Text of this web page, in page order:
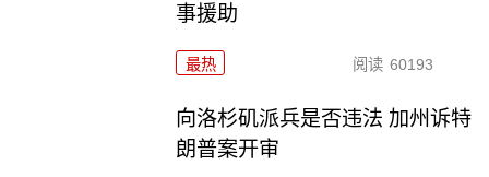
事援助
最热 阅读 60193
向洛杉矶派兵是否违法 加州诉特
朗普案开审